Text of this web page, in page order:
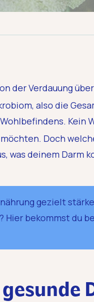
der Verdauung
also die
Kein
Doch
was deinem Darm
gezielt
bekommst du